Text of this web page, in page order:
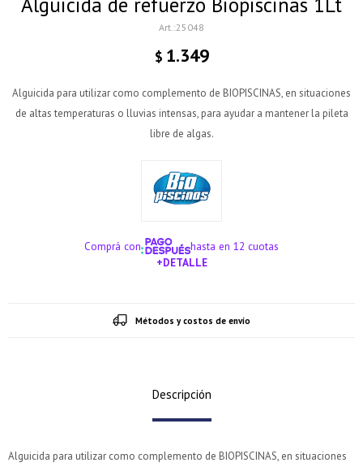
25048
$ 1.349
Alguicida para utilizar como complemento de BIOPISCINAS, en situaciones
de altas temperaturas o lluvias intensas, para ayudar a mantener la pileta
libre de algas.
Comprá con
hasta en 12 cuotas
+DETALLE
Métodos y costos de envío
Descripción
Alguicida para utilizar como complemento de BIOPISCINAS, en situaciones